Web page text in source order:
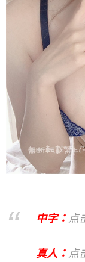
中字： 点
真人： 点